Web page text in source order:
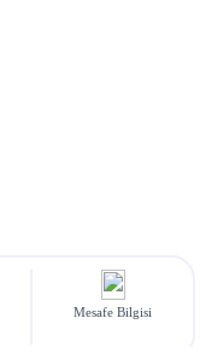
Mesafe Bilgisi